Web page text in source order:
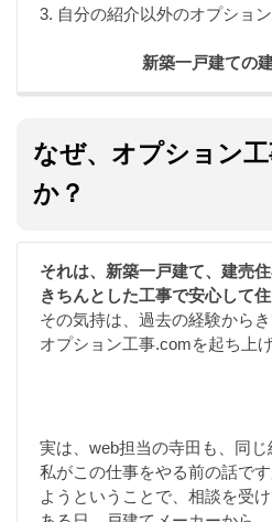
3. 自分の紹介以外のオプショ
新築一戸建ての
なぜ、オプション
か？
それは、新築一戸建て、建売
きちんとした工事で安心して
その気持は、過去の経験から
オプション工事.comを起ち上
実は、web担当の寺田も、同
私がこの仕事をやる前の話で
ようということで、相談を受け